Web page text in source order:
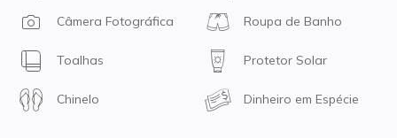
Câmera Fotográfica Roupa de Banho
Toalhas Protetor Solar
Chinelo Dinheiro em Espécie